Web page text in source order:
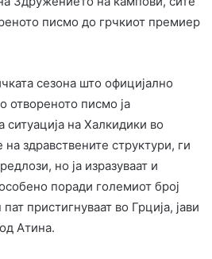
писмо до грчкиот премиер
сезона што официјално
отвореното писмо ја
ситуација на Халкидики во
здравствените структури, ги
но ја изразуваат и
поради големиот број
пристигнуваат во Грција, јави
Атина.